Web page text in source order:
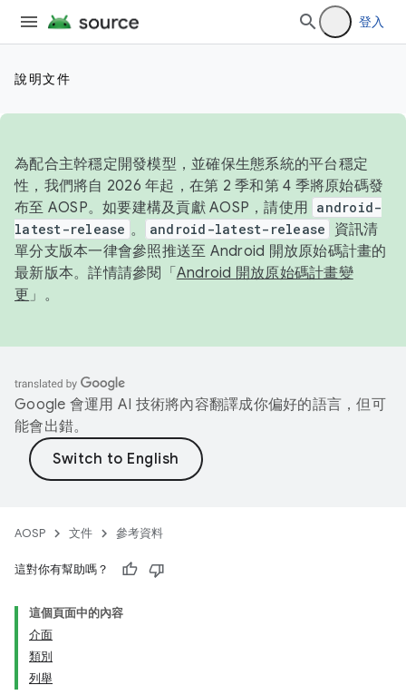
登入
說明文件
為配合主幹穩定開發模型，並確保生態系統的平台穩定
性，我們將自 2026 年起，在第 2 季和第 4 季將原始碼發
布至 AOSP。如要建構及貢獻 AOSP，請使用 android-
latest-release 。 android-latest-release
資訊清
單分支版本一律會參照推送至 Android 開放原始碼計畫的
最新版本。詳情請參閱「 Android 開放原始碼計畫變
更 」。
Google 會運用 AI 技術將內容翻譯成你偏好的語言，但可
能會出錯。
AOSP 文件 參考資料
這對你有幫助嗎？
這個頁面中的內容
介面
類別
列舉